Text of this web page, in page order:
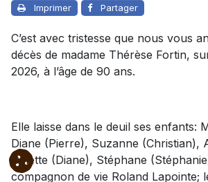
Imprimer Partager
C’est avec tristesse que nous vous
décès de madame Thérèse Fortin,
2026, à l’âge de 90 ans.
Elle laisse dans le deuil ses enfants:
Diane (Pierre), Suzanne (Christian),
Ginette (Diane), Stéphane
compagnon de vie Roland Lapointe;